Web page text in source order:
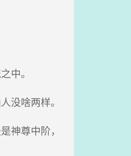
中。
没啥两样。
神尊中阶，